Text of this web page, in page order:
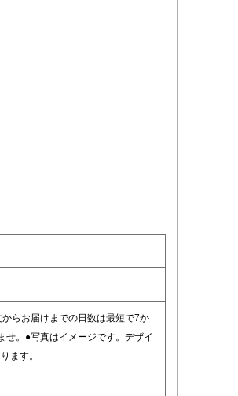
らお届けまでの日数は最短で7か
せ。●写真はイメージです。デザイ
ます。